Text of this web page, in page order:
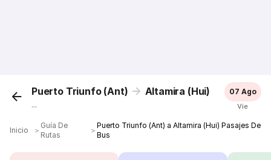
Puerto Triunfo (Ant) Altamira (Hui)
...
07 Ago
Vie
Inicio ＞
Guía De
Rutas
＞
Puerto Triunfo (Ant) a Altamira (Hui) Pasajes De
Bus